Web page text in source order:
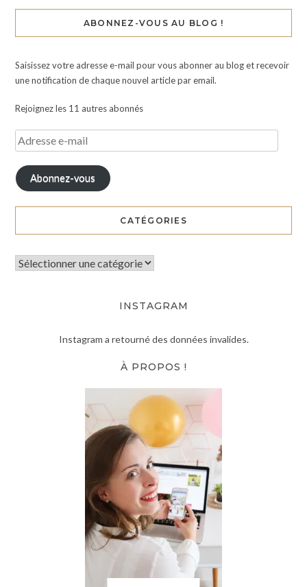
ABONNEZ-VOUS AU BLOG !
Saisissez votre adresse e-mail pour vous abonner au blog et recevoir
une notification de chaque nouvel article par email.
Rejoignez les 11 autres abonnés
Abonnez-vous
CATÉGORIES
INSTAGRAM
Instagram a retourné des données invalides.
À PROPOS !